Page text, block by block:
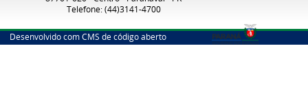
Telefone: (44)3141-4700
Desenvolvido com CMS de código aberto